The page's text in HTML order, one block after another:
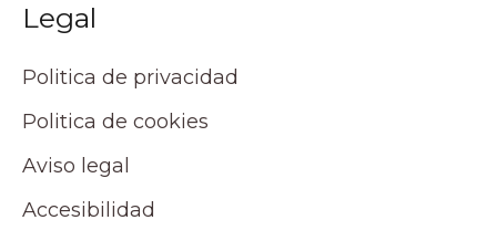
Legal
Politica de privacidad
Politica de cookies
Aviso legal
Accesibilidad